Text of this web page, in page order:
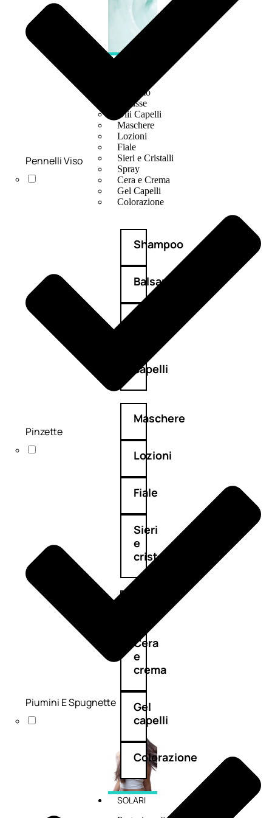
Balsamo
Mousse
Olii Capelli
Maschere
Lozioni
Fiale
Sieri e Cristalli
Spray
Cera e Crema
Gel Capelli
Colorazione
Shampoo
Balsamo
Olii
capelli
Maschere
Lozioni
Fiale
Sieri
e
cristalli
Cera
e
crema
Gel
capelli
Colorazione
SOLARI
Pennelli Viso
Pinzette
Piumini E Spugnette